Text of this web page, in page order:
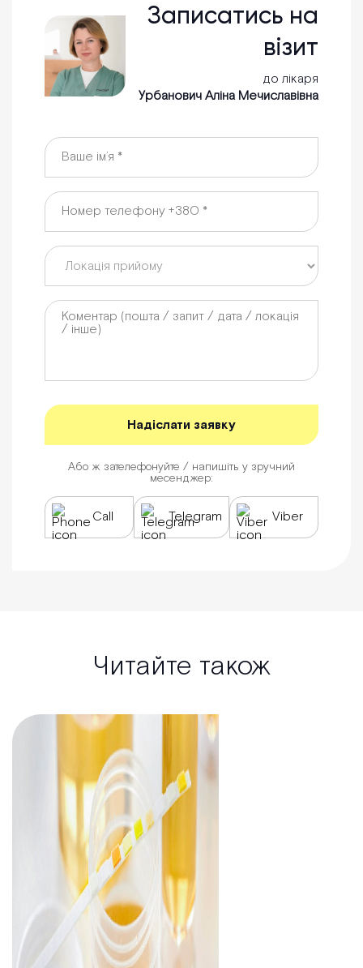
Записатись на
візит
до лікаря
Урбанович Аліна Мечиславівна
Або ж зателефонуйте / напишіть у зручний
месенджер:
Call Telegram Viber
Читайте також